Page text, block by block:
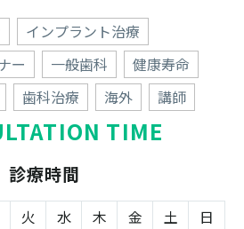
インプラント治療
ー 一般歯科
健康寿命
歯科治療 海外 講師
TIME
診療時間
火 水 木 金 土
日